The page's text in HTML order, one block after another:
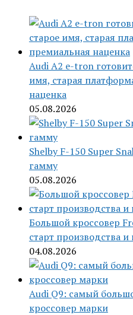
Audi A2 e-tron
имя, старая
наценка
05.08.2026
Shelby F-150 Super
гамму
05.08.2026
Большой кроссовер
старт производства
04.08.2026
Audi Q9: самый
кроссовер марки